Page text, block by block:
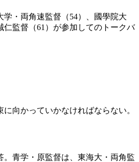
・両角速監督（54）、國學院大
監督（61）が参加してのトークバ
向かっていかなければならない。
青学・原監督は、東海大・両角監